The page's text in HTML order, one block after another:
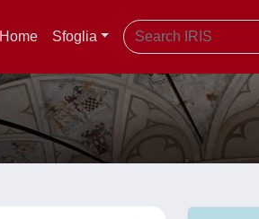
Home Sfoglia